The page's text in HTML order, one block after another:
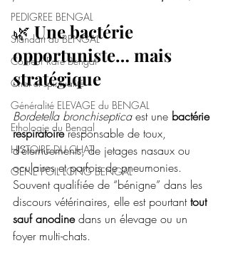
PEDIGREE BENGAL
Standart du BENGAL
Couleur Rare Bengal
Chat et spiritualité
Généralité ELEVAGE du BENGAL
Ethologie du Bengal
HISTOIRE DU CHAT
GENE POIL LONG BENGAL
🌿 Une bactérie
opportuniste… mais
stratégique
Bordetella bronchiseptica est une bactérie
respiratoire responsable de toux,
d’éternuements, de jetages nasaux ou
oculaires et parfois de pneumonies.
Souvent qualifiée de “bénigne” dans les
discours vétérinaires, elle est pourtant tout
sauf anodine dans un élevage ou un
foyer multi-chats.